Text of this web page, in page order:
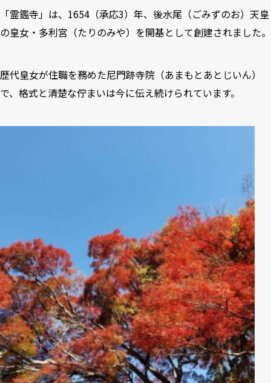
「霊鑑寺」は、1654（承応3）年、後水尾（ごみずのお）天皇
の皇女・多利宮（たりのみや）を開基として創建されました。
歴代皇女が住職を務めた尼門跡寺院（あまもとあとじいん）
で、格式と清楚な佇まいは今に伝え続けられています。